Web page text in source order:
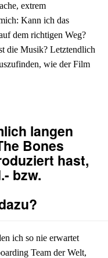
extrem
Kann ich das
dem richtigen Weg?
die Musik? Letztendlich
wie der Film
langen
Bones
hast,
bzw.
ich so nie erwartet
Team der Welt,